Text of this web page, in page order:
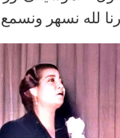
لله نسهر